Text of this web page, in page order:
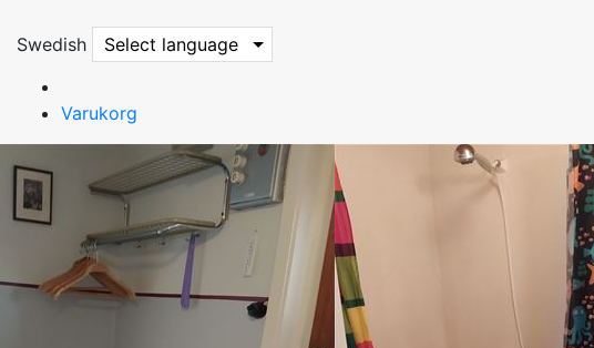
Swedish Select language
Varukorg